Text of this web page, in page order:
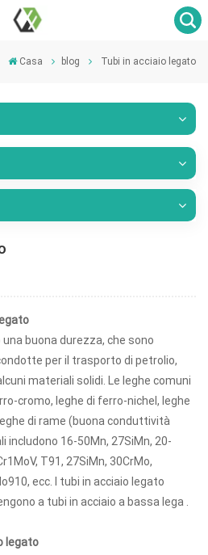
Casa blog Tubi in acciaio legato
una buona durezza, che sono
per il trasporto di petrolio,
materiali solidi. Le leghe comuni
cromo, leghe di ferro-nichel, leghe
di rame (buona conduttività
includono 16-50Mn, 27SiMn, 20-
T91, 27SiMn, 30CrMo,
ecc. I tubi in acciaio legato
a tubi in acciaio a bassa lega .
legato